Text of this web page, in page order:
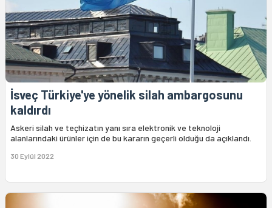
İsveç Türkiye'ye yönelik silah ambargosunu
kaldırdı
Askeri silah ve teçhizatın yanı sıra elektronik ve teknoloji
alanlarındaki ürünler için de bu kararın geçerli olduğu da açıklandı.
30 Eylül 2022